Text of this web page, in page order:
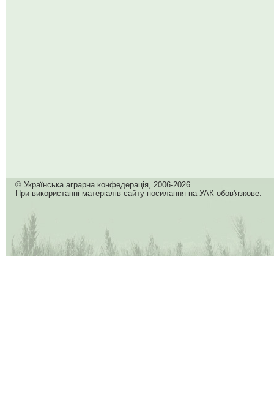
© Українська аграрна конфедерація, 2006-2026.
При використанні матеріалів сайту посилання на УАК обов'язкове.